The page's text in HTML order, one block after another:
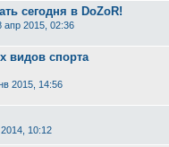
сегодня в DoZoR!
апр 2015, 02:36
видов спорта
2015, 14:56
10:12